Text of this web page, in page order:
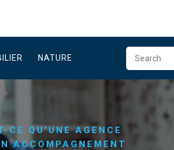
NATURE
CE QU’UNE AGENCE
ACCOMPAGNEMENT